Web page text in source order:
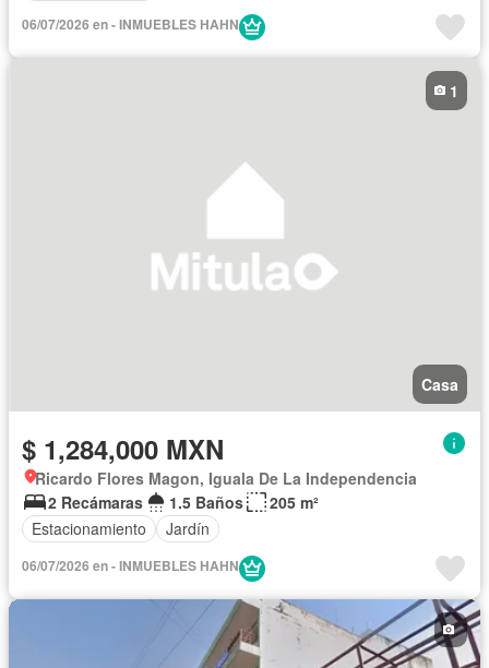
06/07/2026 en - INMUEBLES HAHN
Casa
1
$ 1,284,000 MXN
Ricardo Flores Magon, Iguala De La Independencia
2 Recámaras
1.5 Baños
205 m²
Estacionamiento
Jardín
06/07/2026 en - INMUEBLES HAHN